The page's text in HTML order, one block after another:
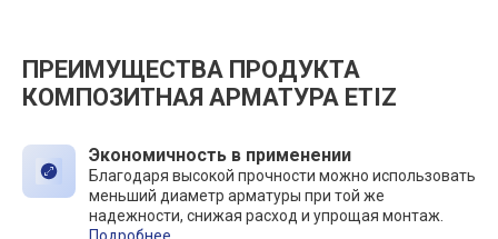
ПРЕИМУЩЕСТВА ПРОДУКТА
КОМПОЗИТНАЯ АРМАТУРА ETIZ
Экономичность в применении
Благодаря высокой прочности можно использовать
меньший диаметр арматуры при той же
надежности, снижая расход и упрощая монтаж.